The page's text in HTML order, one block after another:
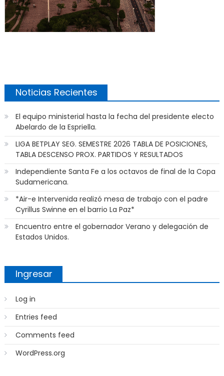
Noticias Recientes
El equipo ministerial hasta la fecha del presidente electo
Abelardo de la Espriella.
LIGA BETPLAY SEG. SEMESTRE 2026 TABLA DE POSICIONES,
TABLA DESCENSO PROX. PARTIDOS Y RESULTADOS
Independiente Santa Fe a los octavos de final de la Copa
Sudamericana.
*Air-e Intervenida realizó mesa de trabajo con el padre
Cyrillus Swinne en el barrio La Paz*
Encuentro entre el gobernador Verano y delegación de
Estados Unidos.
Ingresar
Log in
Entries feed
Comments feed
WordPress.org